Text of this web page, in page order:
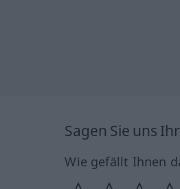
Sagen Sie uns
Wie gefällt Ihnen